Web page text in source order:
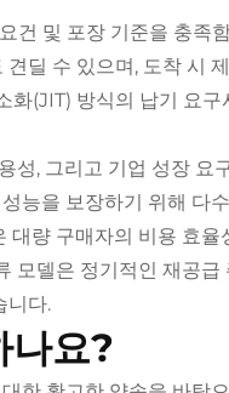
건 및 포장 기준을 충족
딜 수 있으며, 도착 시
(JIT) 방식의 납기 요
성, 그리고 기업 성장 요
능을 보장하기 위해 다
량 구매자의 비용 효
모델은 정기적인 재공
니다.
나요?